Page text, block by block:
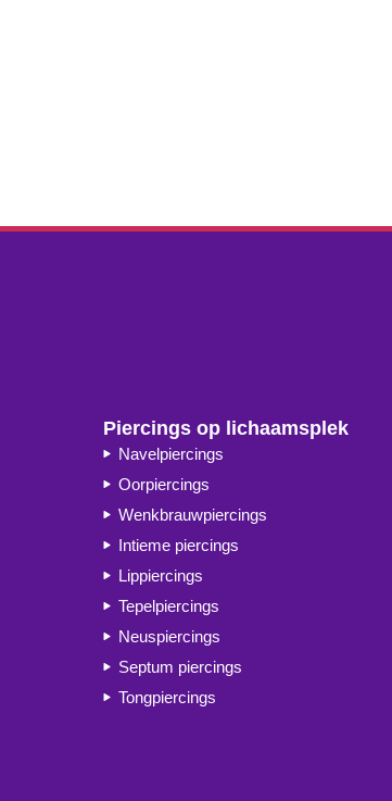
Piercings op lichaamsplek
Navelpiercings
Oorpiercings
Wenkbrauwpiercings
Intieme piercings
Lippiercings
Tepelpiercings
Neuspiercings
Septum piercings
Tongpiercings